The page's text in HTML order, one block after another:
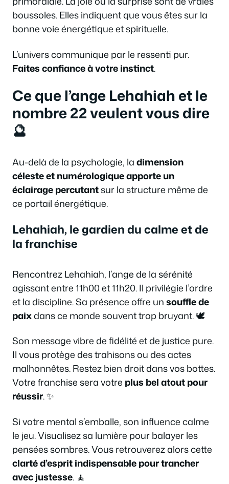
boussoles. Elles indiquent que vous êtes sur la
bonne voie énergétique et spirituelle.
L’univers communique par le ressenti pur.
Faites confiance à votre instinct.
Ce que l’ange Lehahiah et le
nombre 22 veulent vous dire
🔮
Au-delà de la psychologie, ladimension
céleste et numérologique apporte un
éclairage percutantsur la structure même de
ce portail énergétique.
Lehahiah, le gardien du calme et de
la franchise
Rencontrez Lehahiah, l’ange de la sérénité
agissant entre 11h00 et 11h20. Il privilégie l’ordre
et la discipline. Sa présence offre unsouffle de
paixdans ce monde souvent trop bruyant. 🕊️
Son message vibre de fidélité et de justice pure.
Il vous protège des trahisons ou des actes
malhonnêtes. Restez bien droit dans vos bottes.
Votre franchise sera votre plus bel atout pour
réussir. ✨
Si votre mental s’emballe, son influence calme
le jeu. Visualisez sa lumière pour balayer les
pensées sombres. Vous retrouverez alors cette
clarté d’esprit indispensable pour trancher
avec justesse. 🧘